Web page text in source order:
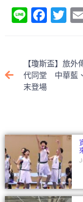
Li F
e
b
T
er
【瓊斯盃】旅外
代同堂 中華藍
末登場